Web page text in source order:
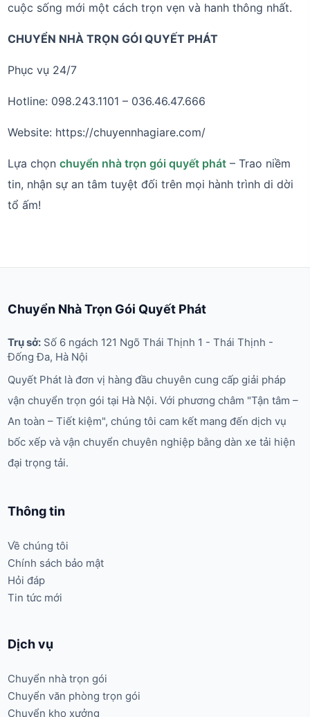
cuộc sống mới một cách trọn vẹn và hanh thông nhất.
CHUYỂN NHÀ TRỌN GÓI QUYẾT PHÁT
Phục vụ 24/7
Hotline: 098.243.1101 – 036.46.47.666
Website: https://chuyennhagiare.com/
Lựa chọnchuyển nhà trọn gói quyết phát – Trao niềm
tin, nhận sự an tâm tuyệt đối trên mọi hành trình di dời
tổ ấm!
Chuyển Nhà Trọn Gói Quyết Phát
Trụ sở: Số 6 ngách 121 Ngõ Thái Thịnh 1 - Thái Thịnh -
Đống Đa, Hà Nội
Quyết Phát là đơn vị hàng đầu chuyên cung cấp giải pháp
vận chuyển trọn gói tại Hà Nội. Với phương châm "Tận tâm –
An toàn – Tiết kiệm", chúng tôi cam kết mang đến dịch vụ
bốc xếp và vận chuyển chuyên nghiệp bằng dàn xe tải hiện
đại trọng tải.
Thông tin
Về chúng tôi
Chính sách bảo mật
Hỏi đáp
Tin tức mới
Dịch vụ
Chuyển nhà trọn gói
Chuyển văn phòng trọn gói
Chuyển kho xưởng